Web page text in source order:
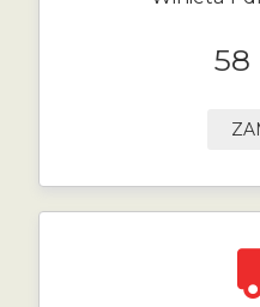
58